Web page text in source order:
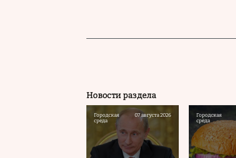
Новости раздела
Городская
среда
07 августа 2026
Городская
среда